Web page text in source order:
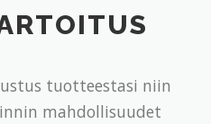
tuotteestasi niin
mahdollisuudet